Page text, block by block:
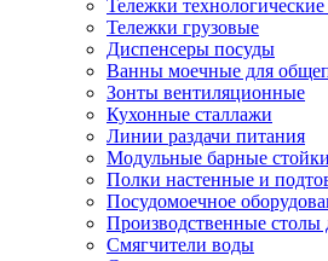
Тележки
Тележки грузовые
Диспенсеры посуды
Ванны моечные для
Зонты вентиляционные
Кухонные сталлажи
Линии раздачи питания
Модульные барные стойки
Полки настенные и
Посудомоечное
Производственные столы
Смягчители воды